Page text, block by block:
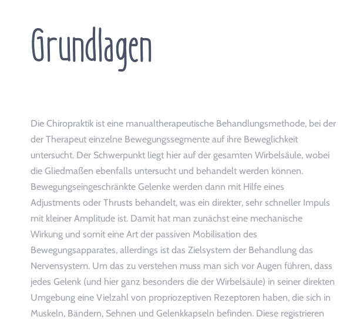
Grundlagen
Die Chiropraktik ist eine manualtherapeutische Behandlungsmethode, bei der
der Therapeut einzelne Bewegungssegmente auf ihre Beweglichkeit
untersucht. Der Schwerpunkt liegt hier auf der gesamten Wirbelsäule, wobei
die Gliedmaßen ebenfalls untersucht und behandelt werden können.
Bewegungseingeschränkte Gelenke werden dann mit Hilfe eines
Adjustments oder Thrusts behandelt, was ein direkter, sehr schneller Impuls
mit kleiner Amplitude ist. Damit hat man zunächst eine mechanische
Wirkung und somit eine Art der passiven Mobilisation des
Bewegungsapparates, allerdings ist das Zielsystem der Behandlung das
Nervensystem. Um das zu verstehen muss man sich vor Augen führen, dass
jedes Gelenk (und hier ganz besonders die der Wirbelsäule) in seiner direkten
Umgebung eine Vielzahl von propriozeptiven Rezeptoren haben, die sich in
Muskeln, Bändern, Sehnen und Gelenkkapseln befinden. Diese registrieren